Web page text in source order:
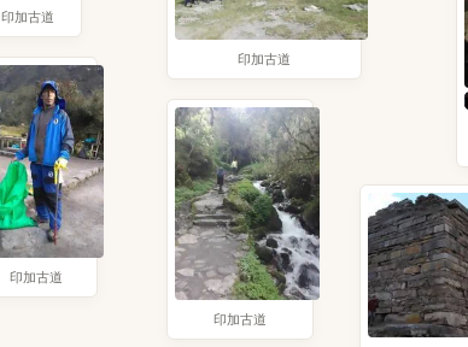
印加古道
印加古道
印加古道
印加古道